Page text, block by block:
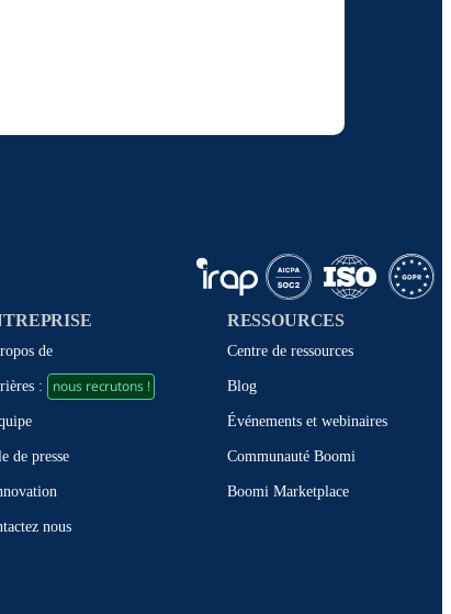
de
: nous recrutons !
de presse
nous
RESSOURCES
Centre de ressources
Blog
Événements et webinaires
Communauté Boomi
Boomi Marketplace